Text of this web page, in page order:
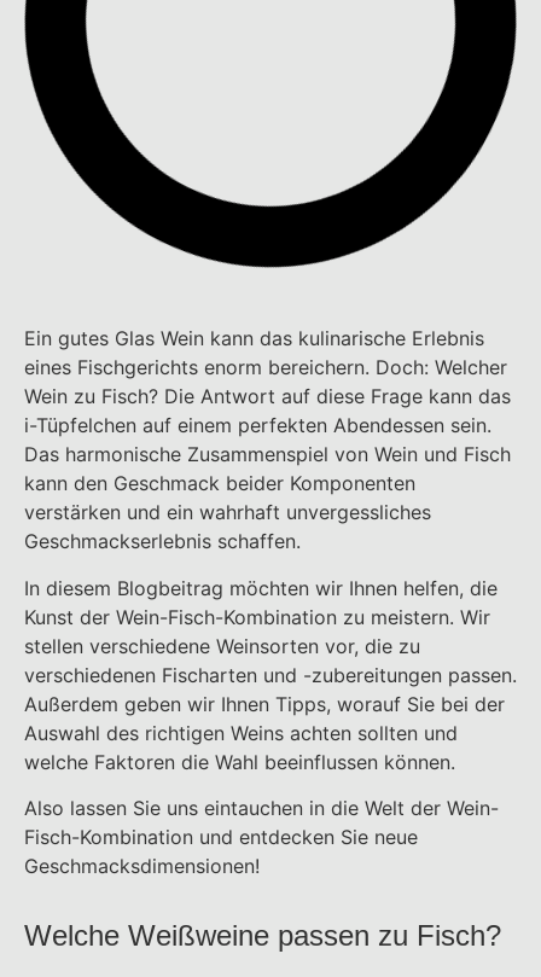
Ein gutes Glas Wein kann das kulinarische Erlebnis
eines Fischgerichts enorm bereichern. Doch: Welcher
Wein zu Fisch? Die Antwort auf diese Frage kann das
i-Tüpfelchen auf einem perfekten Abendessen sein.
Das harmonische Zusammenspiel von Wein und Fisch
kann den Geschmack beider Komponenten
verstärken und ein wahrhaft unvergessliches
Geschmackserlebnis schaffen.
In diesem Blogbeitrag möchten wir Ihnen helfen, die
Kunst der Wein-Fisch-Kombination zu meistern. Wir
stellen verschiedene Weinsorten vor, die zu
verschiedenen Fischarten und -zubereitungen passen.
Außerdem geben wir Ihnen Tipps, worauf Sie bei der
Auswahl des richtigen Weins achten sollten und
welche Faktoren die Wahl beeinflussen können.
Also lassen Sie uns eintauchen in die Welt der Wein-
Fisch-Kombination und entdecken Sie neue
Geschmacksdimensionen!
Welche Weißweine passen zu Fisch?